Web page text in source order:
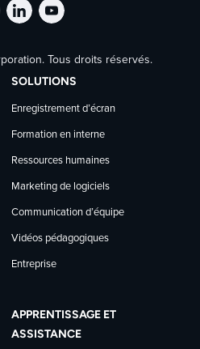
Suivre
TechSmith
sur
LinkedIn
Suivre
TechSmith
sur
YouTube
Tous droits réservés.
SOLUTIONS
Enregistrement d’écran
Formation en interne
Ressources humaines
Marketing de logiciels
Communication d’équipe
Vidéos pédagogiques
Entreprise
APPRENTISSAGE ET
ASSISTANCE